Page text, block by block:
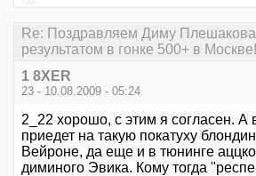
Re: Поздравляем Диму
результатом в гонке 500+ в
1 8XER
23 - 10.08.2009 - 05:24
2_22 хорошо, с этим я согласен. А
приедет на такую покатуху
Вейроне, да еще и в тюнинге
диминого Эвика. Кому тогда